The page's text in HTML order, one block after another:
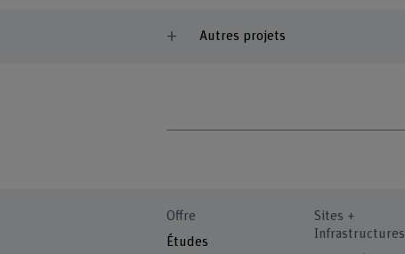
Autres projets
Offre
Études
Sites +
Infrastructures